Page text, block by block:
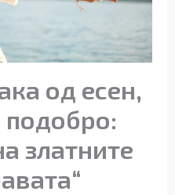
од есен,
подобро:
златните